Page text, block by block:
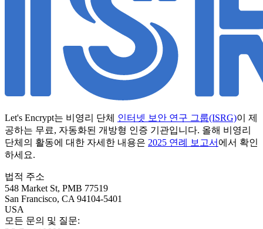
Let's Encrypt는 비영리 단체 인터넷 보안 연구 그룹(ISRG)이 제
공하는 무료, 자동화된 개방형 인증 기관입니다. 올해 비영리
단체의 활동에 대한 자세한 내용은 2025 연례 보고서 에서 확인
하세요.
법적 주소
548 Market St, PMB 77519
San Francisco, CA 94104-5401
USA
모든 문의 및 질문: